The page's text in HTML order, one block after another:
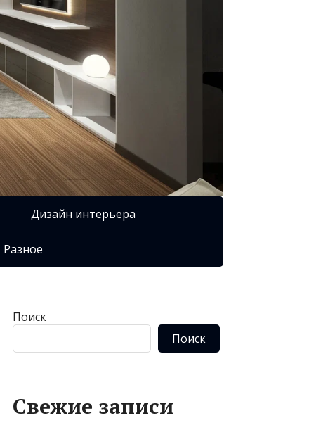
Дизайн интерьера
Разное
Поиск
Поиск
Свежие записи